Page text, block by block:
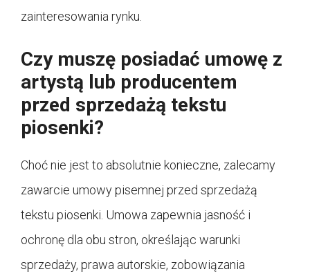
zainteresowania rynku.
Czy muszę posiadać umowę z
artystą lub producentem
przed sprzedażą tekstu
piosenki?
Choć nie jest to absolutnie konieczne, zalecamy
zawarcie umowy pisemnej przed sprzedażą
tekstu piosenki. Umowa zapewnia jasność i
ochronę dla obu stron, określając warunki
sprzedaży, prawa autorskie, zobowiązania